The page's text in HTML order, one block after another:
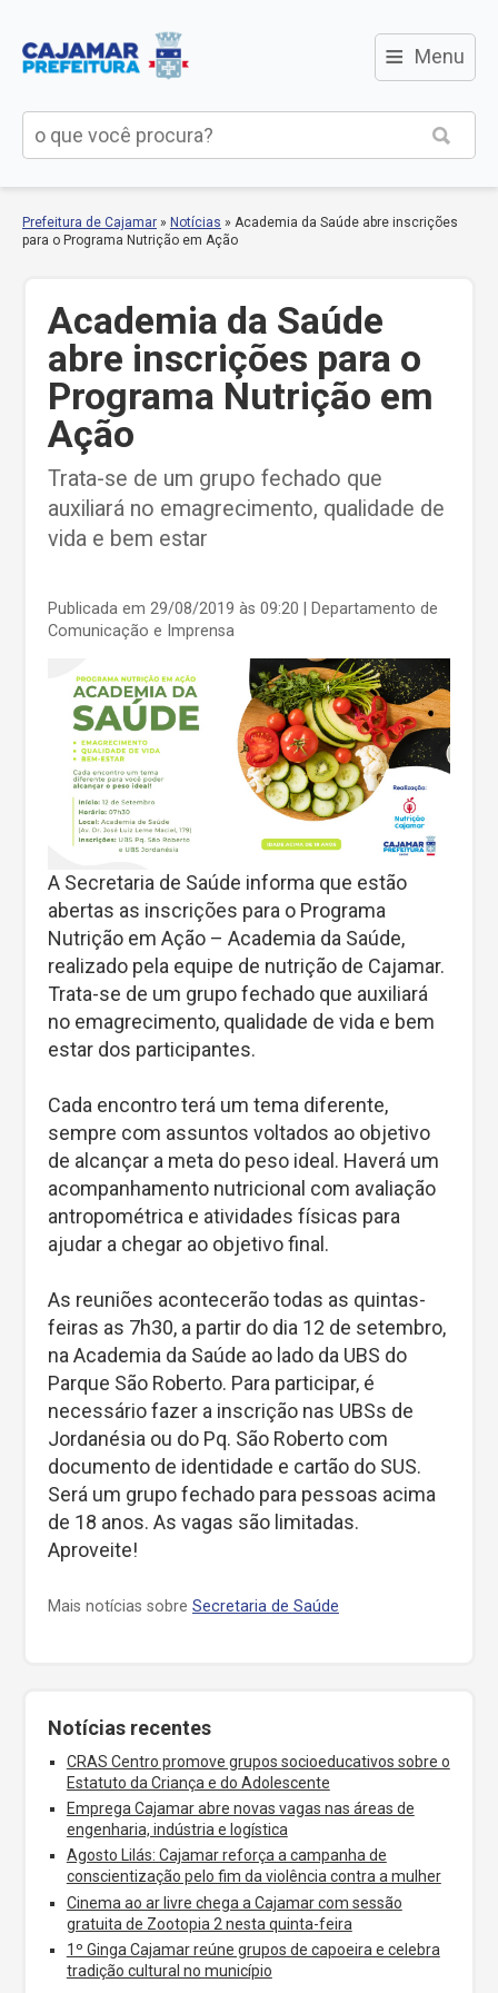
≡ Menu
Prefeitura de Cajamar » Notícias » Academia da Saúde abre inscrições
para o Programa Nutrição em Ação
Academia da Saúde
abre inscrições para o
Programa Nutrição em
Ação
Trata-se de um grupo fechado que
auxiliará no emagrecimento, qualidade de
vida e bem estar
Publicada em 29/08/2019 às 09:20
| Departamento de
Comunicação e Imprensa
A Secretaria de Saúde informa que estão
abertas as inscrições para o Programa
Nutrição em Ação – Academia da Saúde,
realizado pela equipe de nutrição de Cajamar.
Trata-se de um grupo fechado que auxiliará
no emagrecimento, qualidade de vida e bem
estar dos participantes.
Cada encontro terá um tema diferente,
sempre com assuntos voltados ao objetivo
de alcançar a meta do peso ideal. Haverá um
acompanhamento nutricional com avaliação
antropométrica e atividades físicas para
ajudar a chegar ao objetivo final.
As reuniões acontecerão todas as quintas-
feiras as 7h30, a partir do dia 12 de setembro,
na Academia da Saúde ao lado da UBS do
Parque São Roberto. Para participar, é
necessário fazer a inscrição nas UBSs de
Jordanésia ou do Pq. São Roberto com
documento de identidade e cartão do SUS.
Será um grupo fechado para pessoas acima
de 18 anos. As vagas são limitadas.
Aproveite!
Mais notícias sobre Secretaria de Saúde
Notícias recentes
CRAS Centro promove grupos socioeducativos sobre o
Estatuto da Criança e do Adolescente
Emprega Cajamar abre novas vagas nas áreas de
engenharia, indústria e logística
Agosto Lilás: Cajamar reforça a campanha de
conscientização pelo fim da violência contra a mulher
Cinema ao ar livre chega a Cajamar com sessão
gratuita de Zootopia 2 nesta quinta-feira
1º Ginga Cajamar reúne grupos de capoeira e celebra
tradição cultural no município